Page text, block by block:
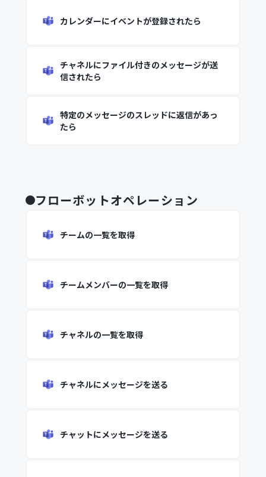
カレンダーにイベントが登録されたら
チャネルにファイル付きのメッセージが送
信されたら
特定のメッセージのスレッドに返信があっ
たら
フローボットオペレーション
チームの一覧を取得
チームメンバーの一覧を取得
チャネルの一覧を取得
チャネルにメッセージを送る
チャットにメッセージを送る